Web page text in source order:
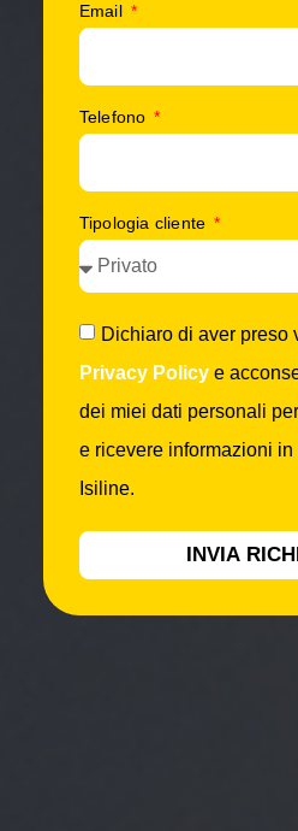
Email
Telefono
Tipologia cliente
Dichiaro di aver preso
Privacy Policye
dei miei dati personali
e ricevere informazioni in
Isiline.
INVIA